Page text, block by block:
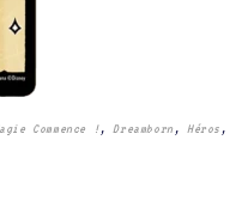
Commence !, Dreamborn , Héros ,